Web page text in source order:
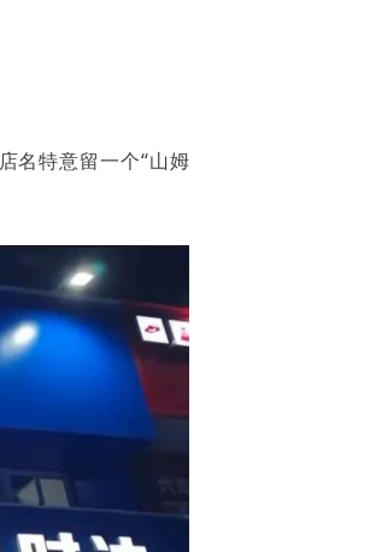
名特意留一个“山姆